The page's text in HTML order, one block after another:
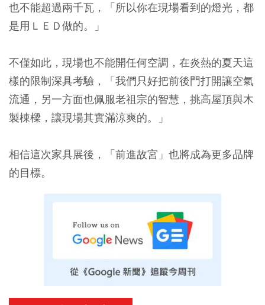
也不能超過兩千瓦，「所以你在現場看到的燈光，都
是用ＬＥＤ做的。」
不僅如此，現場也不能開任何空調，在炎熱的夏天這
樣的限制深具考驗，「我們只好把前後門打開讓空氣
流通，另一方面也佩服老祖宗的智慧，挑高屋頂與木
製棟樑，讓現場其實滿涼爽的。」
相信這次家具展後，「前進故宮」也將成為更多品牌
的目標。